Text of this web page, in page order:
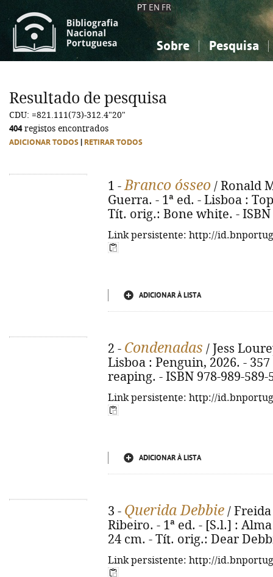
PT EN FR
Sobre Pesquisa
Ciências sociais...
Ciências sociais...
Resultado de pesquisa
CDU: =821.111(73)-312.4"20"
404registos encontrados
ADICIONAR TODOS RETIRAR TODOS
1 -Branco ósseo / Ronald
Guerra. - 1ª ed. - Lisboa :
Tít. orig.: Bone white. - ISBN
Link persistente: http://
ADICIONAR À LISTA
2 - Condenadas / Jess
Lisboa : Penguin, 2026. -
reaping. - ISBN 978-989-589-
Link persistente: http://
ADICIONAR À LISTA
3 - Querida Debbie /
Ribeiro. - 1ª ed. - [S.l.] :
24 cm. - Tít. orig.: Dear
Link persistente: http://